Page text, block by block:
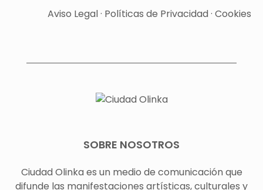
Aviso Legal· Políticas de Privacidad· Cookies
SOBRE NOSOTROS
Ciudad Olinka es un medio de comunicación que
difunde las manifestaciones artísticas, culturales y